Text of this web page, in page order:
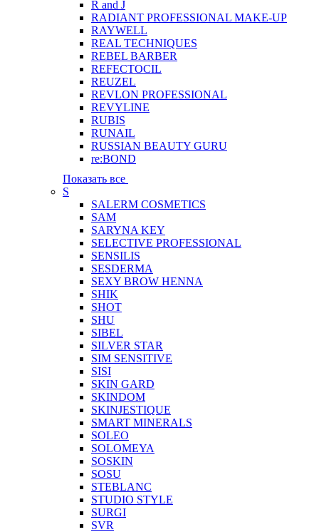
R and J
RADIANT PROFESSIONAL MAKE-UP
RAYWELL
REAL TECHNIQUES
REBEL BARBER
REFECTOCIL
REUZEL
REVLON PROFESSIONAL
REVYLINE
RUBIS
RUNAIL
RUSSIAN BEAUTY GURU
re:BOND
Показать все
S
SALERM COSMETICS
SAM
SARYNA KEY
SELECTIVE PROFESSIONAL
SENSILIS
SESDERMA
SEXY BROW HENNA
SHIK
SHOT
SHU
SIBEL
SILVER STAR
SIM SENSITIVE
SISI
SKIN GARD
SKINDOM
SKINJESTIQUE
SMART MINERALS
SOLEO
SOLOMEYA
SOSKIN
SOSU
STEBLANC
STUDIO STYLE
SURGI
SVR